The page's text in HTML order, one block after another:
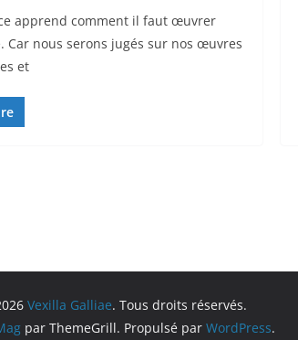
apprend comment il faut œuvrer
Car nous serons jugés sur nos œuvres
et
Vexilla Galliae. Tous droits réservés.
par ThemeGrill. Propulsé par WordPress.